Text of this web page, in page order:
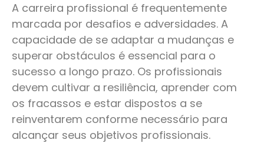
A carreira profissional é frequentemente
marcada por desafios e adversidades. A
capacidade de se adaptar a mudanças e
superar obstáculos é essencial para o
sucesso a longo prazo. Os profissionais
devem cultivar a resiliência, aprender com
os fracassos e estar dispostos a se
reinventarem conforme necessário para
alcançar seus objetivos profissionais.